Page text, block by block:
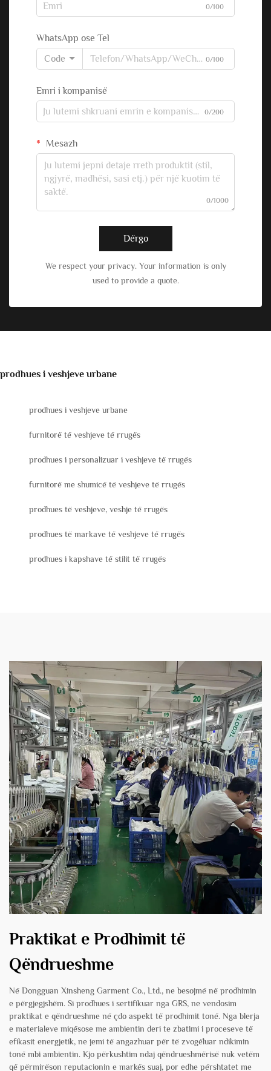
0/100
WhatsApp ose Tel
Code
0/100
Emri i kompanisë
0/200
Mesazh
0/1000
Dërgo
We respect your privacy. Your information is only
used to provide a quote.
prodhues i veshjeve urbane
prodhues i veshjeve urbane
furnitorë të veshjeve të rrugës
prodhues i personalizuar i veshjeve të rrugës
furnitorë me shumicë të veshjeve të rrugës
prodhues të veshjeve, veshje të rrugës
prodhues të markave të veshjeve të rrugës
prodhues i kapshave të stilit të rrugës
Praktikat e Prodhimit të
Qëndrueshme
Në Dongguan Xinsheng Garment Co., Ltd., ne besojmë në prodhimin
e përgjegjshëm. Si prodhues i sertifikuar nga GRS, ne vendosim
praktikat e qëndrueshme në çdo aspekt të prodhimit tonë. Nga blerja
e materialeve miqësose me ambientin deri te zbatimi i proceseve të
efikasit energjetik, ne jemi të angazhuar për të zvogëluar ndikimin
tonë mbi ambientin. Kjo përkushtim ndaj qëndrueshmërisë nuk vetëm
që përmirëson reputacionin e markës suaj, por edhe përshtatet me